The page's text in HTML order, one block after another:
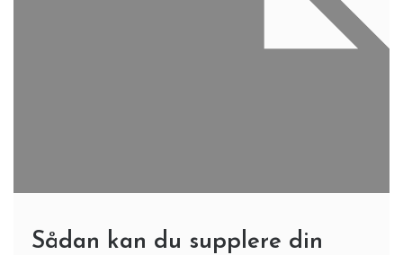
Sådan kan du supplere din